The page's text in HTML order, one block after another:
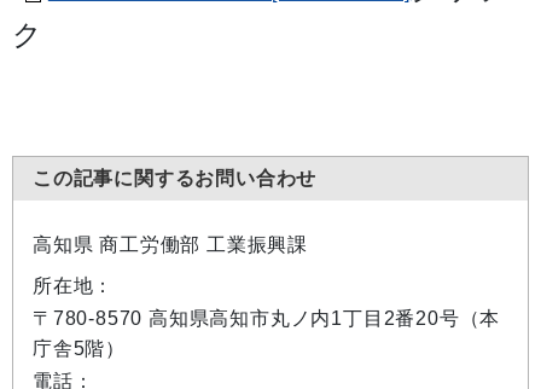
ク
この記事に関するお問い合わせ
高知県 商工労働部 工業振興課
所在地：
〒780-8570 高知県高知市丸ノ内1丁目2番20号（本
庁舎5階）
電話：